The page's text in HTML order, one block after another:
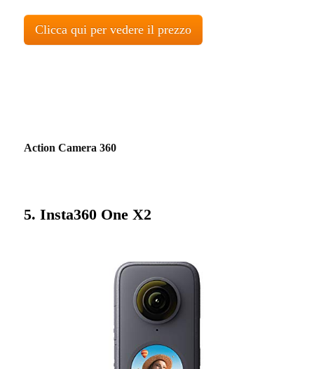
Clicca qui per vedere il prezzo
Action Camera 360
5. Insta360 One X2